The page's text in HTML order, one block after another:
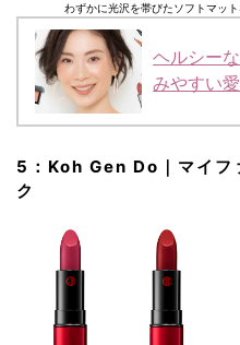
わずかに光沢を帯びたソフトマッ
ヘルシー
みやすい
5：Koh Gen Do｜マイフ
ク